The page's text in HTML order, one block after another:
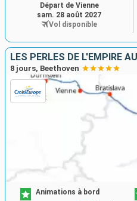
Départ de Vienne
sam. 28 août 2027
Vol disponible
LES PERLES DE L'EMPIRE
8 jours, Beethoven
Animations à bord